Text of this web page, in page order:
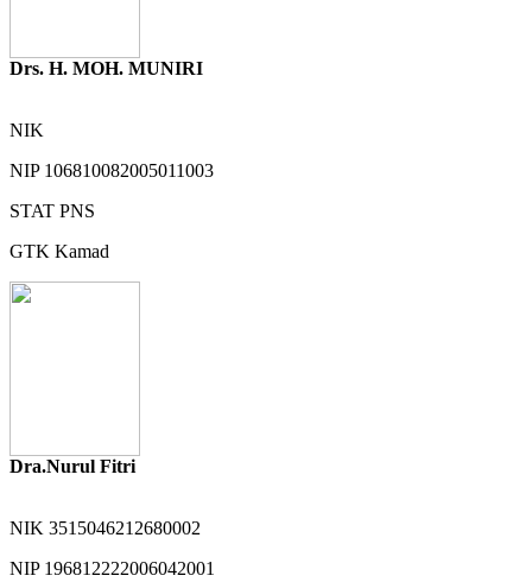
Drs. H. MOH. MUNIRI
NIK
NIP 106810082005011003
STAT PNS
GTK Kamad
Dra.Nurul Fitri
NIK 3515046212680002
NIP 196812222006042001